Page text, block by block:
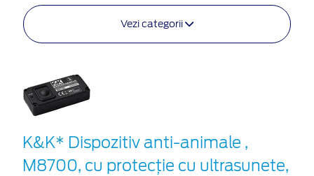
Vezi categorii
K&K* Dispozitiv anti-animale ,
M8700, cu protecție cu ultrasunete,